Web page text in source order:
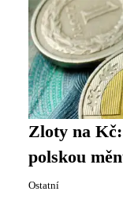
Zloty na
polskou
Ostatní